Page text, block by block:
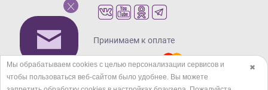
Принимаем к оплате
Кредиты и рассрочка
✖
Мы обрабатываем cookies с целью персонализации сервисов и
чтобы пользоваться веб-сайтом было удобнее. Вы можете